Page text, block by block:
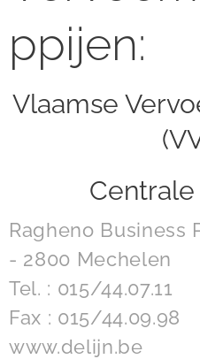
ppijen:
Vlaamse
Ragheno Business
- 2800 Mechelen
Tel. : 015/44.07.11
Fax : 015/44.09.98
www.delijn.be